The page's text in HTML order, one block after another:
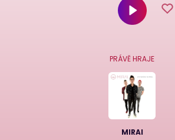
PRÁVĚ HRAJE
MIRAI